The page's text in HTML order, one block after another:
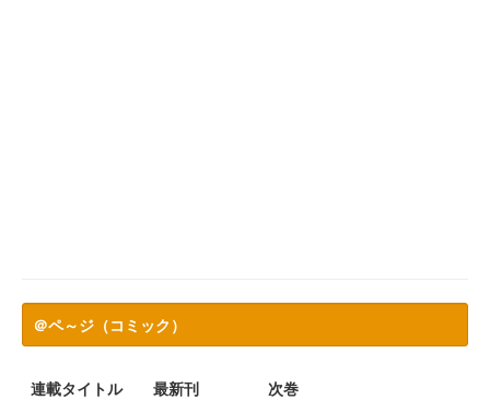
＠ペ～ジ（コミック）
連載タイトル 最新刊
次巻